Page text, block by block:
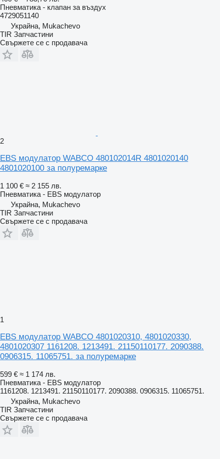
Пневматика - клапан за въздух
4729051140
Украйна, Mukachevo
TIR Запчастини
Свържете се с продавача
2
EBS модулатор WABCO 480102014R 4801020140
4801020100 за полуремарке
1 100 € ≈ 2 155 лв.
Пневматика - EBS модулатор
Украйна, Mukachevo
TIR Запчастини
Свържете се с продавача
1
EBS модулатор WABCO 4801020310, 4801020330,
4801020307 1161208. 1213491. 21150110177. 2090388.
0906315. 11065751. за полуремарке
599 € ≈ 1 174 лв.
Пневматика - EBS модулатор
1161208. 1213491. 21150110177. 2090388. 0906315. 11065751.
Украйна, Mukachevo
TIR Запчастини
Свържете се с продавача